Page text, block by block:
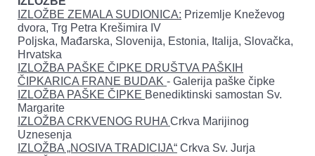
IZLOŽBE ZEMALA SUDIONICA: Prizemlje Kneževog
dvora, Trg Petra Krešimira IV
Poljska, Mađarska, Slovenija, Estonia, Italija, Slovačka,
Hrvatska
IZLOŽBA PAŠKE ČIPKE DRUŠTVA PAŠKIH
ČIPKARICA FRANE BUDAK - Galerija paške čipke
IZLOŽBA PAŠKE ČIPKE Benediktinski samostan Sv.
Margarite
IZLOŽBA CRKVENOG RUHA Crkva Marijinog
Uznesenja
IZLOŽBA „NOSIVA TRADICIJA“ Crkva Sv. Jurja